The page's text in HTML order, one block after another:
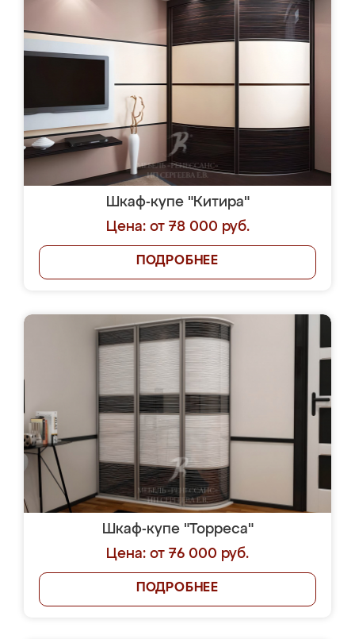
Шкаф-купе "Китира"
Цена: от 78 000 руб.
ПОДРОБНЕЕ
Шкаф-купе "Торреса"
Цена: от 76 000 руб.
ПОДРОБНЕЕ